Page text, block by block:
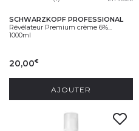
SCHWARZKOPF PROFESSIONAL
Révélateur Premium crème 6%...
1000ml
20,00€
AJOUTER